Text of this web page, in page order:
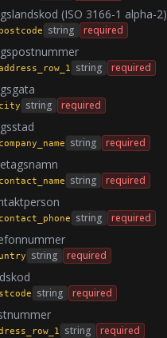
(ISO 3166-1 alpha-2)
string required
string required
string required
string required
string required
string required
string required
string required
string required